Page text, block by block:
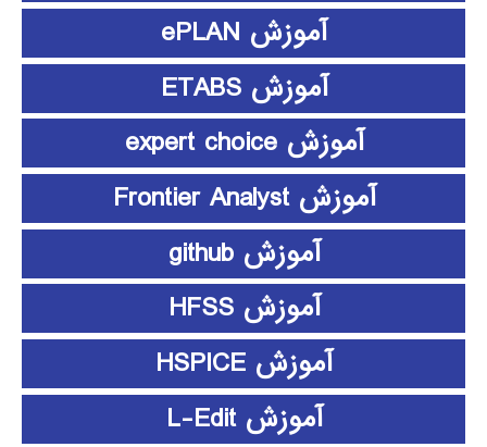
آموزش ePLAN
آموزش ETABS
آموزش expert choice
آموزش Frontier Analyst
آموزش github
آموزش HFSS
آموزش HSPICE
آموزش L-Edit